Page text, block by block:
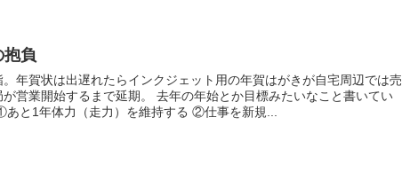
負
年賀状は出遅れたらインクジェット用の年賀はがきが自宅周辺では売
が営業開始するまで延期。 去年の年始とか目標みたいなこと書いてい
と1年体力（走力）を維持する ②仕事を新規...